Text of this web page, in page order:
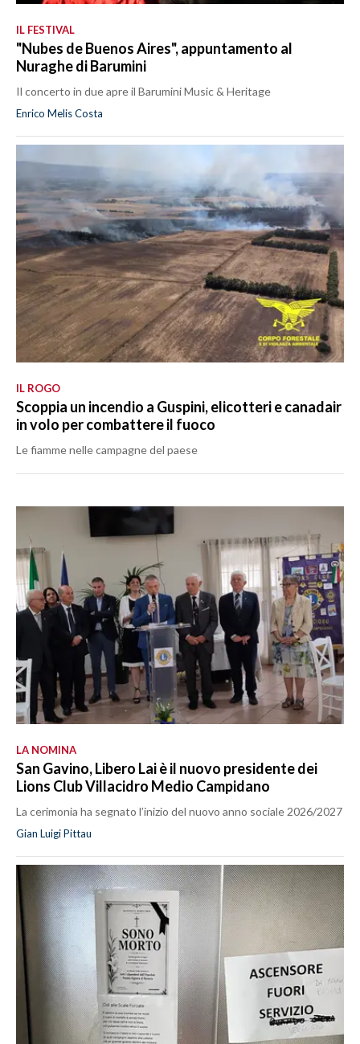
IL FESTIVAL
"Nubes de Buenos Aires", appuntamento al
Nuraghe di Barumini
Il concerto in due apre il Barumini Music & Heritage
Enrico Melis Costa
IL ROGO
Scoppia un incendio a Guspini, elicotteri e canadair
in volo per combattere il fuoco
Le fiamme nelle campagne del paese
LA NOMINA
San Gavino, Libero Lai è il nuovo presidente dei
Lions Club Villacidro Medio Campidano
La cerimonia ha segnato l’inizio del nuovo anno sociale 2026/2027
Gian Luigi Pittau